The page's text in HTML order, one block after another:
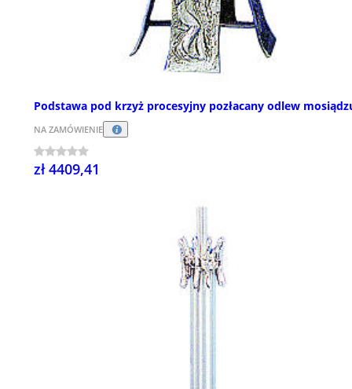
Podstawa pod krzyż procesyjny pozłacany odlew
NA ZAMÓWIENIE
zł 4409,41